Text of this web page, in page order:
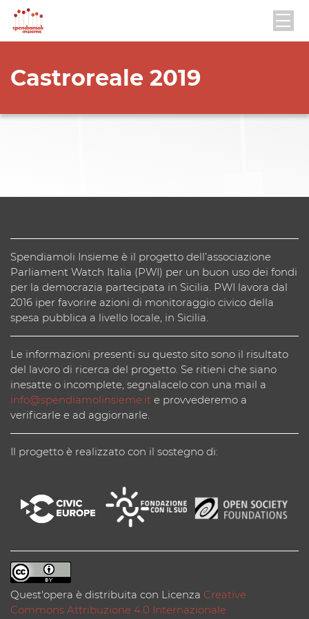
Castroreale 2019
Spendiamoli Insieme è il progetto dell’associazione
Parliament Watch Italia (PWI) per un buon uso dei fondi
per la democrazia partecipata in Sicilia. PWI lavora dal
2016 iper favorire azioni di monitoraggio civico della
spesa pubblica a livello locale, in Sicilia.
Le informazioni presenti su questo sito sono il risultato
del lavoro di ricerca del progetto. Se ritieni che siano
inesatte o incomplete, segnalacelo con una mail a
info@spendiamolinsieme.it e provvederemo a
verificarle e ad aggiornarle.
Il progetto è realizzato con il sostegno di:
Quest'opera è distribuita con Licenza Creative
Commons Attribuzione 4.0 Internazionale